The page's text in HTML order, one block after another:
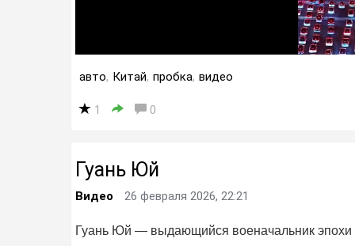
авто, Китай, пробка, видео
1 0
Гуань Юй
Видео 26 февраля 2026, 22:21
Гуань Юй — выдающийся военачальник эпохи